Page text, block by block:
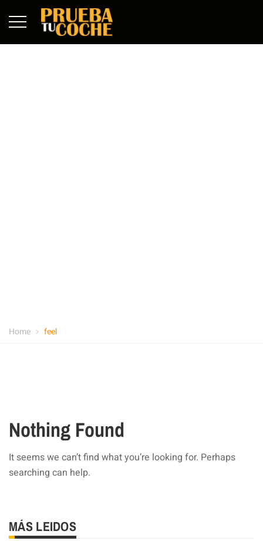
Home feel
Nothing Found
It seems we can’t find what you’re looking for. Perhaps
searching can help.
MÁS LEIDOS